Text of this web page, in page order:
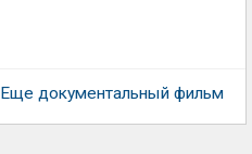
Еще документальный фильм